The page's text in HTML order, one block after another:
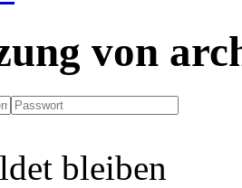
von
bleiben